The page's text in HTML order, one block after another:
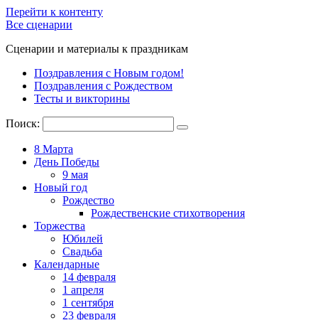
Перейти к контенту
Все сценарии
Сценарии и материалы к праздникам
Поздравления с Новым годом!
Поздравления с Рождеством
Тесты и викторины
Поиск:
8 Марта
День Победы
9 мая
Новый год
Рождество
Рождественские стихотворения
Торжества
Юбилей
Свадьба
Календарные
14 февраля
1 апреля
1 сентября
23 февраля